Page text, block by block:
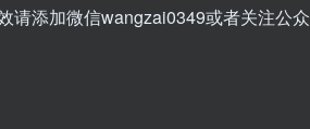
请添加微信wangzai0349或者关注公众